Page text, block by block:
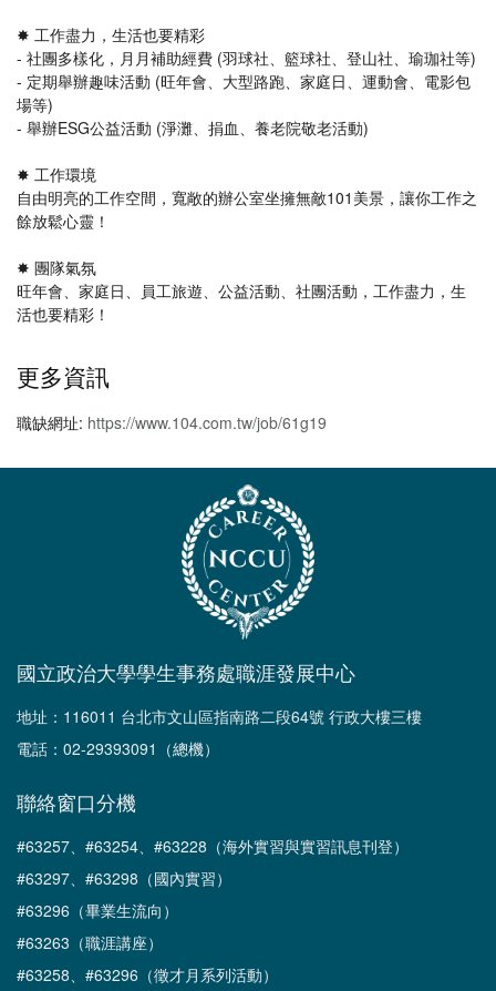
✸ 工作盡力，生活也要精彩
- 社團多樣化，月月補助經費 (羽球社、籃球社、登山社、瑜珈社等)
- 定期舉辦趣味活動 (旺年會、大型路跑、家庭日、運動會、電影包
場等)
- 舉辦ESG公益活動 (淨灘、捐血、養老院敬老活動)
✸ 工作環境
自由明亮的工作空間，寬敞的辦公室坐擁無敵101美景，讓你工作之
餘放鬆心靈！
✸ 團隊氣氛
旺年會、家庭日、員工旅遊、公益活動、社團活動，工作盡力，生
活也要精彩！
更多資訊
職缺網址: https://www.104.com.tw/job/61g19
國立政治大學學生事務處職涯發展中心
地址：116011 台北市文山區指南路二段64號 行政大樓三樓
電話：02-29393091（總機）
聯絡窗口分機
#63257、#63254、#63228（海外實習與實習訊息刊登）
#63297、#63298（國內實習）
#63296（畢業生流向）
#63263（職涯講座）
#63258、#63296（徵才月系列活動）